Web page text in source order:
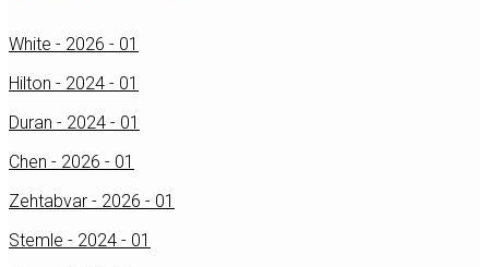
White - 2026 - 01
Hilton - 2024 - 01
Duran - 2024 - 01
Chen - 2026 - 01
Zehtabvar - 2026 - 01
Stemle - 2024 - 01